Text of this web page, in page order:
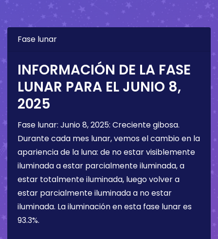
Fase lunar
INFORMACIÓN DE LA FASE
LUNAR PARA EL JUNIO 8,
2025
Fase lunar: Junio 8, 2025: Creciente gibosa.
Durante cada mes lunar, vemos el cambio en la
apariencia de la luna: de no estar visiblemente
iluminada a estar parcialmente iluminada, a
estar totalmente iluminada, luego volver a
estar parcialmente iluminada a no estar
iluminada. La iluminación en esta fase lunar es
93.3%.